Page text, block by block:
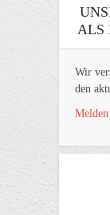
ALS
Wir
den